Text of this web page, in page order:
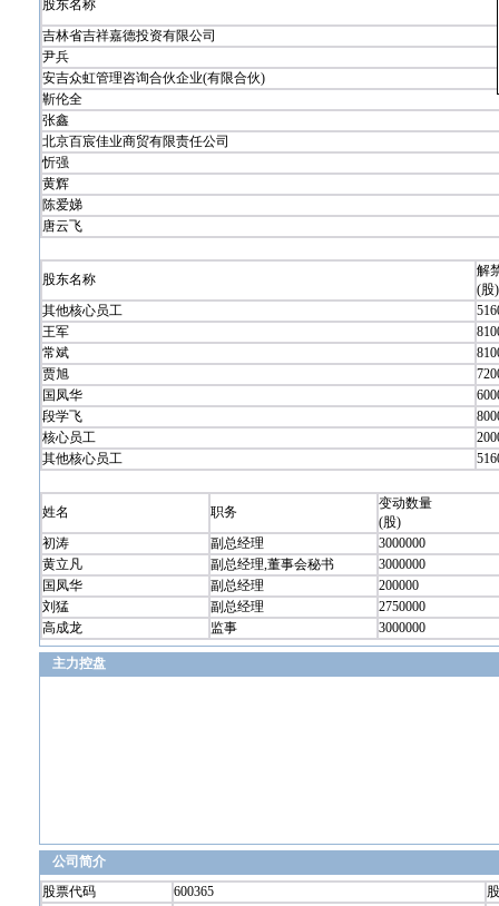
股东名称
吉林省吉祥嘉德投资有限公司
尹兵
安吉众虹管理咨询合伙企业(有限合伙)
靳伦全
张鑫
北京百宸佳业商贸有限责任公司
忻强
黄辉
陈爱娣
唐云飞
股东名称
解
(股)
其他核心员工
王军
常斌
贾旭
国凤华
段学飞
核心员工
其他核心员工
姓名 职务
变动数量
(股)
初涛
副总经理
3000000
黄立凡
副总经理,董事会秘书
3000000
国凤华
副总经理
200000
刘猛
副总经理
2750000
高成龙
监事 3000000
主力控盘
公司简介
股票代码
600365